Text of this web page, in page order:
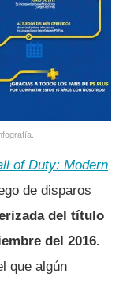
of Duty: Modern
de disparos
del tí­tulo
del 2016.
que algún